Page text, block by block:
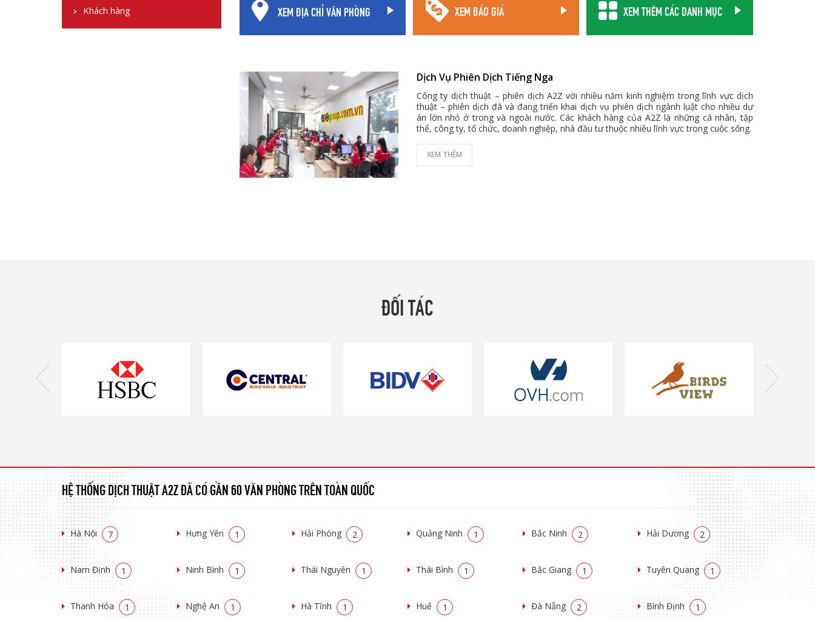
Khách hàng
XEM ĐỊA CHỈ VĂN PHÒNG XEM BÁO GIÁ XEM THÊM CÁC DANH MỤC
Dịch Vụ Phiên Dịch Tiếng Nga
Công ty dịch thuật – phiên dịch A2Z với nhiều năm kinh nghiệm trong lĩnh vực dịch
thuật – phiên dịch đã và đang triển khai dịch vụ phiên dịch ngành luật cho nhiều dự
án lớn nhỏ ở trong và ngoài nước. Các khách hàng của A2Z là những cá nhân, tập
thể, công ty, tổ chức, doanh nghiệp, nhà đầu tư thuộc nhiều lĩnh vực trong cuộc sống.
XEM THÊM
ĐỐI TÁC
HỆ THỐNG DỊCH THUẬT A2Z ĐÃ CÓ GẦN 60 VĂN PHÒNG TRÊN TOÀN QUỐC
Hà Nội 7 Hưng Yên 1 Hải Phòng 2 Quảng Ninh 1 Bắc Ninh 2 Hải Dương 2
Nam Định 1 Ninh Bình 1 Thái Nguyên 1 Thái Bình 1 Bắc Giang 1 Tuyên Quang 1
Thanh Hóa 1 Nghệ An 1 Hà Tĩnh 1 Huế 1 Đà Nẵng 2 Bình Định 1